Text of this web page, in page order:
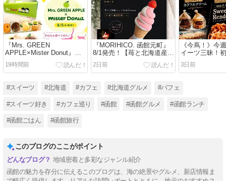
『Mrs. GREEN
APPLE×Mister Donut』ミ
セスとミスドがコラボ！8/5
発売の全4種類「ミセスド
ーナツ」を食べてみた♪
19時間前
『MORIHICO. 函館元町』
8/1発売！【苺と北海道産ミ
ルクソフトクリーム】テイ
クアウト開始♪イートイン
限定【苺サンデー】も登
2日前
《今蔦！》今
イーツ三昧！
ーワッフル&
『Sweets
スコーンの『
3日前
#スイーツ #北海道 #カフェ #北海道グルメ #パフェ
#スイーツ好き #カフェ巡り #函館 #函館グルメ #函館ランチ
#函館ごはん #函館旅行
このブログのここがポイント
地域密着と多彩なジャンル紹介
函館の魅力を存分に伝えるこのブログは、海の絶景やグルメ、新店情報ま